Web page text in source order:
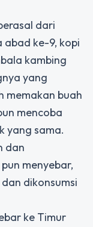
dari
abad ke-9, kopi
kambing
yang
memakan buah
mencoba
yang sama.
dan
menyebar,
dikonsumsi
ke Timur